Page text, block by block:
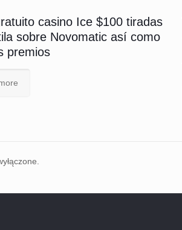
casino Ice $100 tiradas
sobre Novomatic así­ como
premios